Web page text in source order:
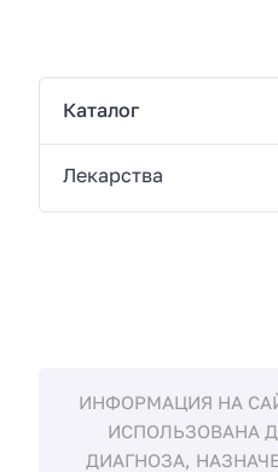
Каталог
Лекарства
ИНФОРМАЦИЯ НА
ИСПОЛЬЗОВАНА
ДИАГНОЗА,